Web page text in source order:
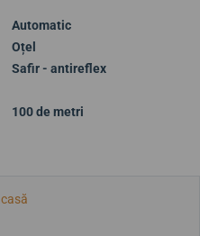
Automatic
Oțel
Safir - antireflex
100 de metri